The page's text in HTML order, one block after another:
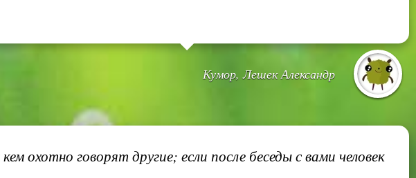
Кумор, Лешек Александр
охотно говорят другие; если после беседы с вами человек